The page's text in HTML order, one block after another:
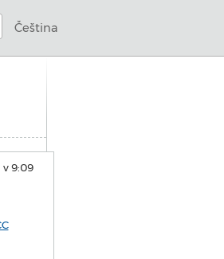
Čeština
v 9:09